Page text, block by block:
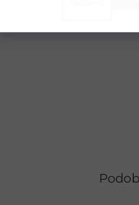
doporučujeme šetrnější péči. Tento
pravosti v dárkové krabičce.